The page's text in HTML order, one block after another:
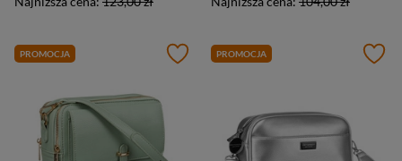
PROMOCJA PROMOCJA